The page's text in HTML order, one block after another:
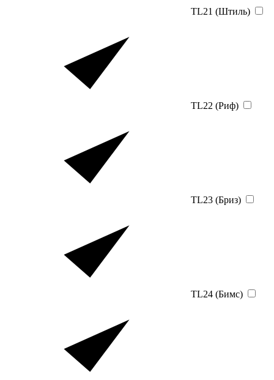
TL21 (Штиль)
TL22 (Риф)
TL23 (Бриз)
TL24 (Бимс)